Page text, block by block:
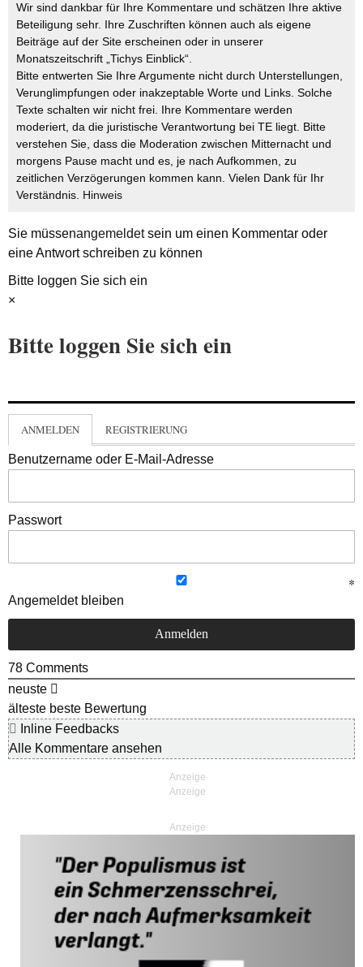
Wir sind dankbar für Ihre Kommentare und schätzen Ihre aktive
Beteiligung sehr. Ihre Zuschriften können auch als eigene
Beiträge auf der Site erscheinen oder in unserer
Monatszeitschrift „Tichys Einblick“.
Bitte entwerten Sie Ihre Argumente nicht durch Unterstellungen,
Verunglimpfungen oder inakzeptable Worte und Links. Solche
Texte schalten wir nicht frei. Ihre Kommentare werden
moderiert, da die juristische Verantwortung bei TE liegt. Bitte
verstehen Sie, dass die Moderation zwischen Mitternacht und
morgens Pause macht und es, je nach Aufkommen, zu
zeitlichen Verzögerungen kommen kann. Vielen Dank für Ihr
Verständnis. Hinweis
Sie müssenangemeldetsein um einen Kommentar oder
eine Antwort schreiben zu können
Bitte loggen Sie sich ein
×
Bitte loggen Sie sich ein
ANMELDEN REGISTRIERUNG
Benutzername oder E-Mail-Adresse
Passwort
Angemeldet bleiben
78 Comments
neuste
älteste beste Bewertung
Inline Feedbacks
Alle Kommentare ansehen
Anzeige